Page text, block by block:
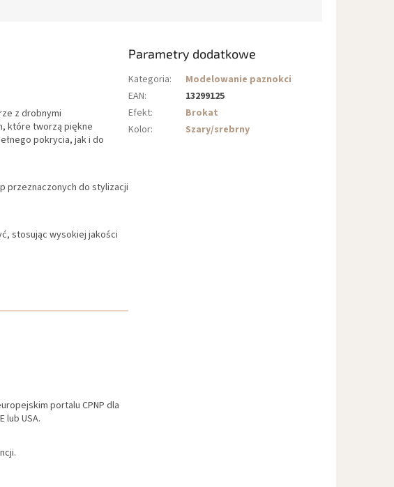
z drobnymi
które tworzą piękne
pokrycia, jak i do
przeznaczonych do stylizacji
stosując wysokiej jakości
portalu CPNP dla
lub USA.
Parametry dodatkowe
Kategoria:
Modelowanie paznokci
EAN:
13299125
Efekt:
Brokat
Kolor: Szary/srebrny